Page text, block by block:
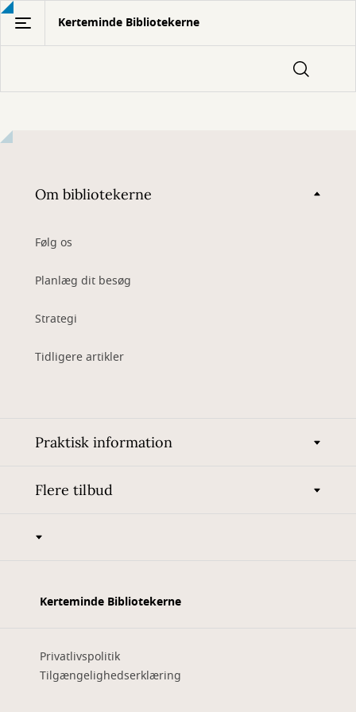
Gå
hovedindhold
Kerteminde Bibliotekerne
Om bibliotekerne
Følg os
Planlæg dit besøg
Strategi
Tidligere artikler
Praktisk information
Flere tilbud
Kerteminde Bibliotekerne
Privatlivspolitik
Tilgængelighedserklæring